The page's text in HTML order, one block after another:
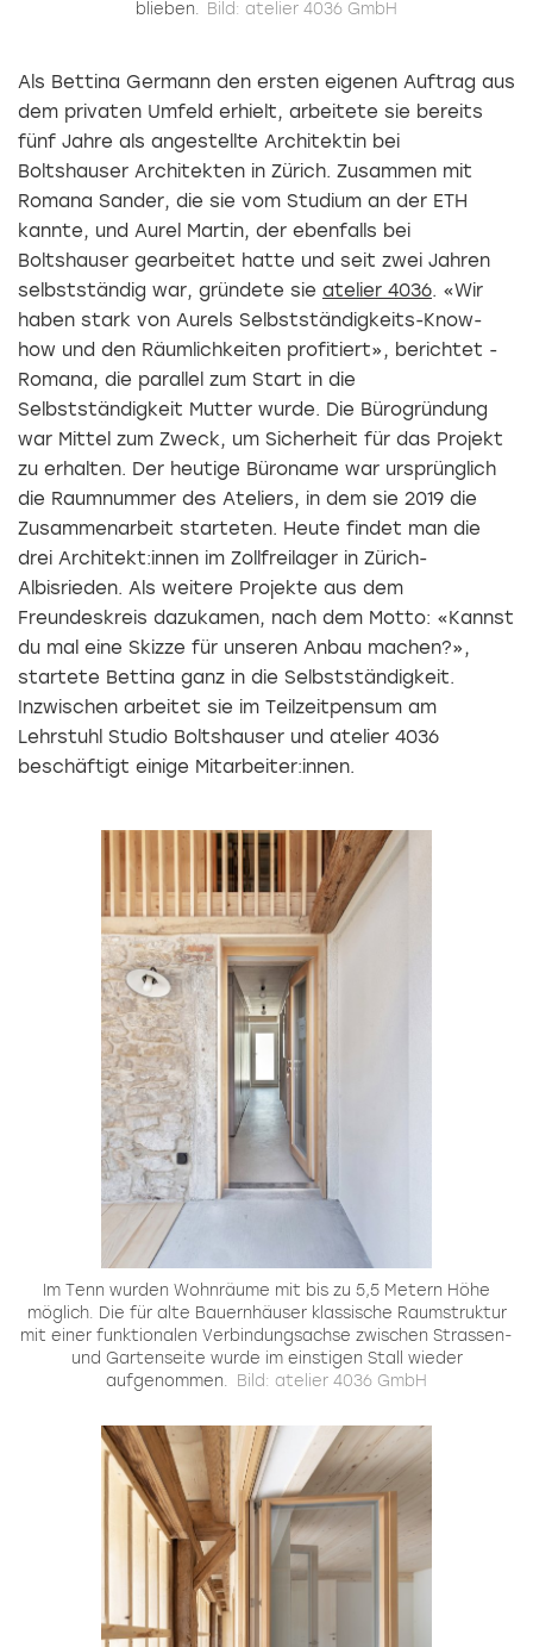
blieben. Bild: atelier 4036 GmbH
Als Bettina Germann den ersten eigenen Auftrag aus
dem privaten Umfeld erhielt, arbeitete sie bereits
fünf Jahre als angestellte Architektin bei
Boltshauser Architekten in Zürich. Zusammen mit
Romana Sander, die sie vom Studium an der ETH
kannte, und Aurel Martin, der ebenfalls bei
Boltshauser gearbeitet hatte und seit zwei Jahren
selbstständig war, gründete sie atelier 4036. «Wir
haben stark von Aurels Selbstständigkeits-Know-
how und den Räumlichkeiten profitiert», berichtet ­
Romana, die parallel zum Start in die
Selbstständigkeit Mutter wurde. Die Bürogründung
war Mittel zum Zweck, um Sicherheit für das Projekt
zu erhalten. Der heutige Büroname war ursprünglich
die Raumnummer des Ateliers, in dem sie 2019 die
Zusammenarbeit starteten. Heute findet man die
drei Architekt:innen im Zollfreilager in Zürich-
Albisrieden. Als weitere Projekte aus dem
Freundeskreis dazukamen, nach dem Motto: «Kannst
du mal eine Skizze für unseren Anbau machen?»,
startete Bettina ganz in die Selbstständigkeit.
Inzwischen arbeitet sie im Teilzeitpensum am
Lehrstuhl Studio ­Boltshauser und atelier 4036
beschäftigt einige Mitarbeiter:innen.
Im Tenn wurden Wohnräume mit bis zu 5,5 Metern Höhe
möglich. Die für alte Bauernhäuser klassische Raumstruktur
mit einer funktionalen Verbindungsachse zwischen Strassen-
und Gartenseite wurde im einstigen Stall wieder
aufgenommen.
Bild: atelier 4036 GmbH